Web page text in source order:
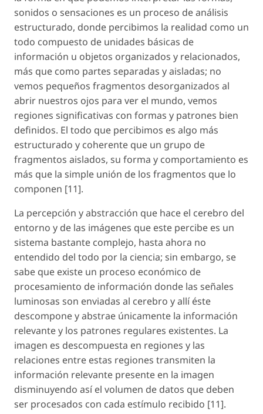
sonidos o sensaciones es un proceso de análisis
estructurado, donde percibimos la realidad como un
todo compuesto de unidades básicas de
información u objetos organizados y relacionados,
más que como partes separadas y aisladas; no
vemos pequeños fragmentos desorganizados al
abrir nuestros ojos para ver el mundo, vemos
regiones significativas con formas y patrones bien
definidos. El todo que percibimos es algo más
estructurado y coherente que un grupo de
fragmentos aislados, su forma y comportamiento es
más que la simple unión de los fragmentos que lo
componen [11].
La percepción y abstracción que hace el cerebro del
entorno y de las imágenes que este percibe es un
sistema bastante complejo, hasta ahora no
entendido del todo por la ciencia; sin embargo, se
sabe que existe un proceso económico de
procesamiento de información donde las señales
luminosas son enviadas al cerebro y allí éste
descompone y abstrae únicamente la información
relevante y los patrones regulares existentes. La
imagen es descompuesta en regiones y las
relaciones entre estas regiones transmiten la
información relevante presente en la imagen
disminuyendo así el volumen de datos que deben
ser procesados con cada estímulo recibido [11].